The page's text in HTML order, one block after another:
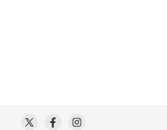
. Obre en una nova finestra.
. Obre en una nova